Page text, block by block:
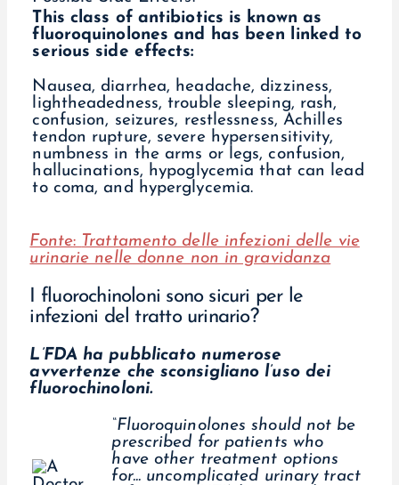
This class of antibiotics is known as
fluoroquinolones and has been linked to
serious side effects:
Nausea, diarrhea, headache, dizziness,
lightheadedness, trouble sleeping, rash,
confusion, seizures, restlessness, Achilles
tendon rupture, severe hypersensitivity,
numbness in the arms or legs, confusion,
hallucinations, hypoglycemia that can lead
to coma, and hyperglycemia.
Fonte: Trattamento delle infezioni delle vie
urinarie nelle donne non in gravidanza
I fluorochinoloni sono sicuri per le
infezioni del tratto urinario?
L’FDA ha pubblicato numerose
avvertenze che sconsigliano l’uso dei
fluorochinoloni.
“Fluoroquinolones should not be
prescribed for patients who
have other treatment options
for... uncomplicated urinary tract